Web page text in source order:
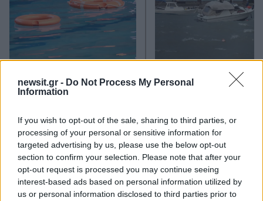
newsit.gr - Do Not Process My Personal
Information
If you wish to opt-out of the sale, sharing to third parties, or
processing of your personal or sensitive information for
targeted advertising by us, please use the below opt-out
section to confirm your selection. Please note that after your
opt-out request is processed you may continue seeing
interest-based ads based on personal information utilized by
us or personal information disclosed to third parties prior to
Σχόλια
στην Πάρο: Τα τρία σημεία
που εστιάζουν οι
άνεμοι, με ριπές που
φτάνουν τα 80 χλμ/